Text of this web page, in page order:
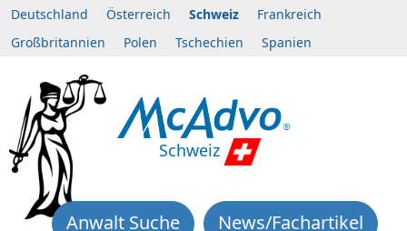
Deutschland Österreich Schweiz
Frankreich
Großbritannien
Polen Tschechien Spanien
Schweiz
News/Fachartikel
Anwalt Suche